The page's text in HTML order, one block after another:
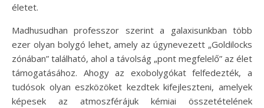
életet.
Madhusudhan professzor szerint a galaxisunkban több
ezer olyan bolygó lehet, amely az úgynevezett „Goldilocks
zónában” található, ahol a távolság „pont megfelelő” az élet
támogatásához. Ahogy az exobolygókat felfedezték, a
tudósok olyan eszközöket kezdtek kifejleszteni, amelyek
képesek az atmoszférájuk kémiai összetételének